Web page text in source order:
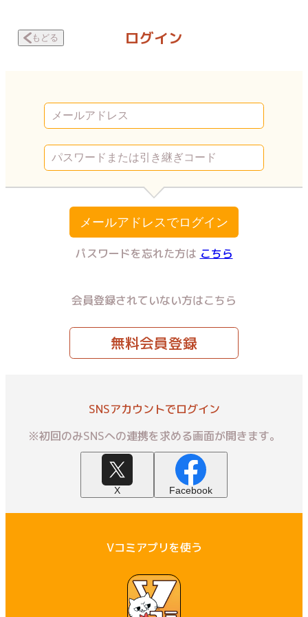
もどる ログイン
メールアドレスでログイン
パスワードを忘れた方は こちら
会員登録されていない方はこちら
無料会員登録
SNSアカウントでログイン
※初回のみSNSへの連携を求める画面が開きます。
X Facebook
Vコミアプリを使う